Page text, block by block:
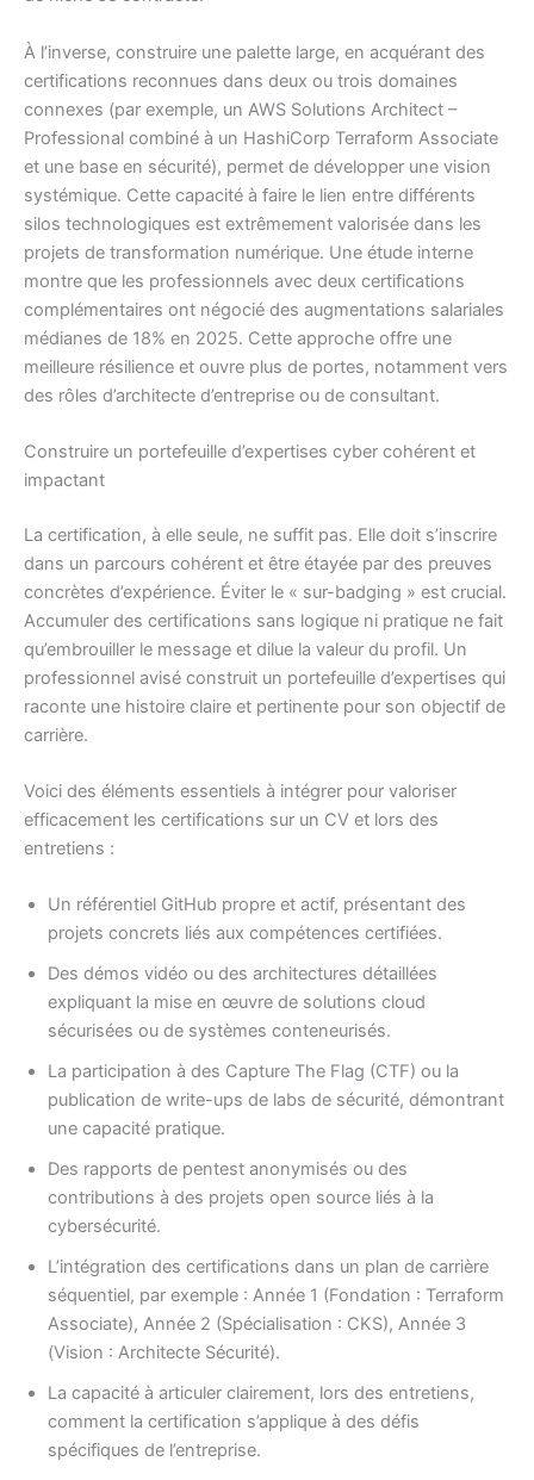
À l’inverse, construire une palette large, en acquérant des
certifications reconnues dans deux ou trois domaines
connexes (par exemple, un AWS Solutions Architect –
Professional combiné à un HashiCorp Terraform Associate
et une base en sécurité), permet de développer une vision
systémique. Cette capacité à faire le lien entre différents
silos technologiques est extrêmement valorisée dans les
projets de transformation numérique. Une étude interne
montre que les professionnels avec deux certifications
complémentaires ont négocié des augmentations salariales
médianes de 18% en 2025. Cette approche offre une
meilleure résilience et ouvre plus de portes, notamment vers
des rôles d’architecte d’entreprise ou de consultant.
Construire un portefeuille d’expertises cyber cohérent et
impactant
La certification, à elle seule, ne suffit pas. Elle doit s’inscrire
dans un parcours cohérent et être étayée par des preuves
concrètes d’expérience. Éviter le « sur-badging » est crucial.
Accumuler des certifications sans logique ni pratique ne fait
qu’embrouiller le message et dilue la valeur du profil. Un
professionnel avisé construit un portefeuille d’expertises qui
raconte une histoire claire et pertinente pour son objectif de
carrière.
Voici des éléments essentiels à intégrer pour valoriser
efficacement les certifications sur un CV et lors des
entretiens :
Un référentiel GitHub propre et actif, présentant des
projets concrets liés aux compétences certifiées.
Des démos vidéo ou des architectures détaillées
expliquant la mise en œuvre de solutions cloud
sécurisées ou de systèmes conteneurisés.
La participation à des Capture The Flag (CTF) ou la
publication de write-ups de labs de sécurité, démontrant
une capacité pratique.
Des rapports de pentest anonymisés ou des
contributions à des projets open source liés à la
cybersécurité.
L’intégration des certifications dans un plan de carrière
séquentiel, par exemple : Année 1 (Fondation : Terraform
Associate), Année 2 (Spécialisation : CKS), Année 3
(Vision : Architecte Sécurité).
La capacité à articuler clairement, lors des entretiens,
comment la certification s’applique à des défis
spécifiques de l’entreprise.